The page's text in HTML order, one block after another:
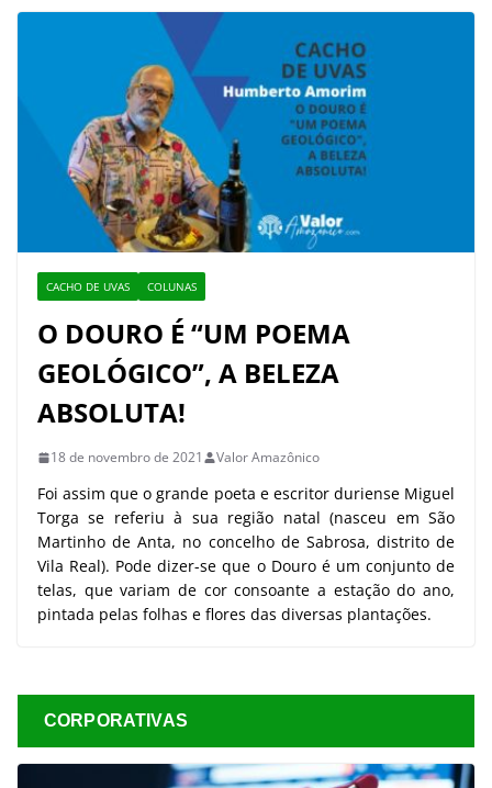
CACHO DE UVAS COLUNAS
O DOURO É “UM POEMA
GEOLÓGICO”, A BELEZA
ABSOLUTA!
18 de novembro de 2021 Valor Amazônico
Foi assim que o grande poeta e escritor duriense Miguel
Torga se referiu à sua região natal (nasceu em São
Martinho de Anta, no concelho de Sabrosa, distrito de
Vila Real). Pode dizer-se que o Douro é um conjunto de
telas, que variam de cor consoante a estação do ano,
pintada pelas folhas e flores das diversas plantações.
CORPORATIVAS